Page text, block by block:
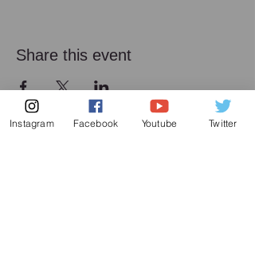
Share this event
Instagram Facebook Youtube Twitter